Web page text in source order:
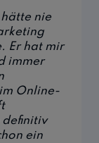
nie
Er hat mir
immer
Online-
definitiv
ein